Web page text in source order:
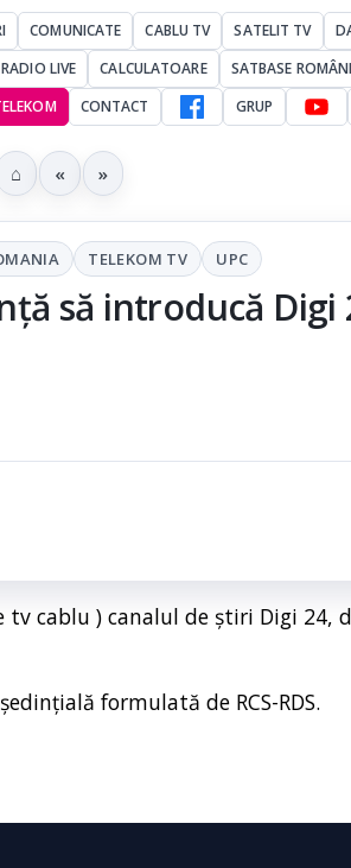
COMUNICATE CABLU TV SATELIT TV
RADIO LIVE CALCULATOARE SATBASE
CONTACT GRUP
⌂ « »
TELEKOM TV UPC
să introducă Digi
cablu ) canalul de știri Digi 24,
formulată de RCS-RDS.